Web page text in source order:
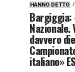
HANNO DETTO
Bargiggia:
davvero
italiano»